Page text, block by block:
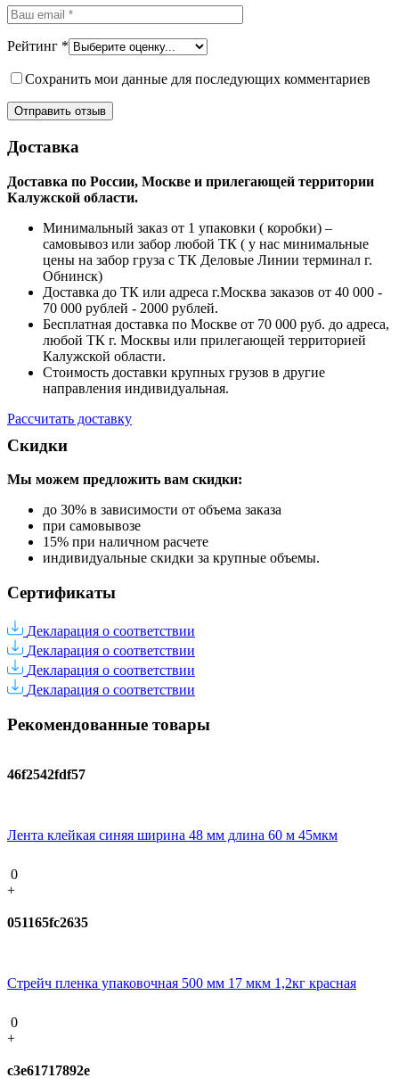
Рейтинг *
Сохранить мои данные для последующих комментариев
Доставка
Доставка по России, Москве и прилегающей территории
Калужской области.
Минимальный заказ от 1 упаковки ( коробки) –
самовывоз или забор любой ТК ( у нас минимальные
цены на забор груза с ТК Деловые Линии терминал г.
Обнинск)
Доставка до ТК или адреса г.Москва заказов от 40 000 -
70 000 рублей - 2000 рублей.
Бесплатная доставка по Москве от 70 000 руб. до адреса,
любой ТК г. Москвы или прилегающей территорией
Калужской области.
Стоимость доставки крупных грузов в другие
направления индивидуальная.
Рассчитать доставку
Скидки
Мы можем предложить вам скидки:
до 30% в зависимости от объема заказа
при самовывозе
15% при наличном расчете
индивидуальные скидки за крупные объемы.
Сертификаты
Декларация о соответствии
Декларация о соответствии
Декларация о соответствии
Декларация о соответствии
Рекомендованные товары
46f2542fdf57
Лента клейкая синяя ширина 48 мм длина 60 м 45мкм
0
+
051165fc2635
Стрейч пленка упаковочная 500 мм 17 мкм 1,2кг красная
0
+
c3e61717892e